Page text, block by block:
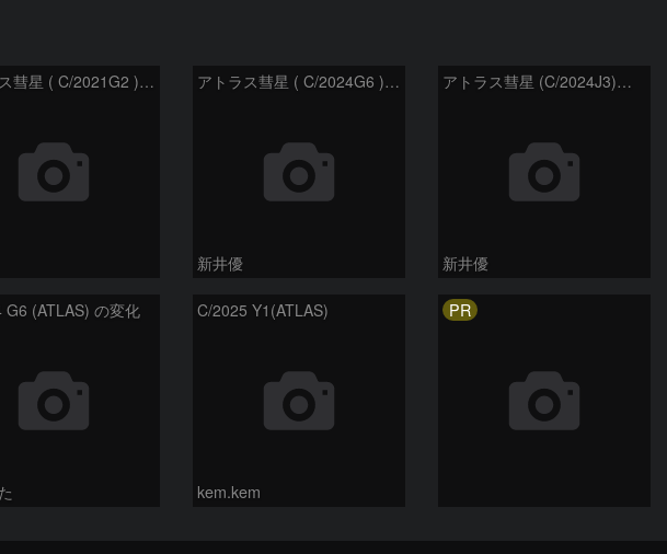
アトラス彗星 ( C/2021G2 )：2026/07/09 アトラス彗星 ( C/2024G6 )：2026/07/09
新井優
アトラス彗星 (C/2024J3)：2026/07/09
新井優
G6 (ATLAS) の変化 C/2025 Y1(ATLAS)
kem.kem
PR